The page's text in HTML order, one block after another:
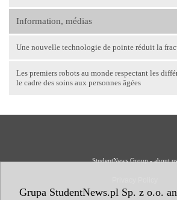
Grupa StudentNews.pl Sp. z o.o.
Information, médias
Une nouvelle technologie de pointe réduit la
Les premiers robots au monde respectant les
le cadre des soins aux personnes âgées
StudentNews Group - about us